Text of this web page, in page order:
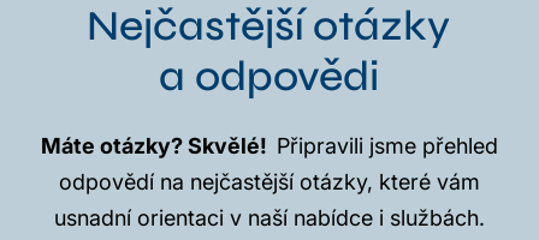
Nejčastější otázky
a odpovědi
Máte otázky? Skvělé! Připravili jsme přehled
odpovědí na nejčastější otázky, které vám
usnadní orientaci v naší nabídce i službách.